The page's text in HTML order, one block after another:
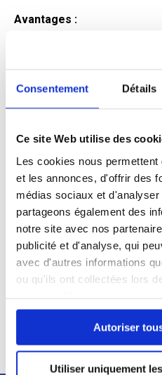
Consentement Détails
Ce site Web utilise des
Les cookies nous
et les annonces, d'offrir des
médias sociaux et
partageons également des
notre site avec nos
publicité et d'analyse, qui
avec d'autres informations
ou qu'ils ont collectées lors
continuez à utiliser notre site
Autoriser
Utiliser uniquement
Avantages :
Profil recherché :
Expérience :
de